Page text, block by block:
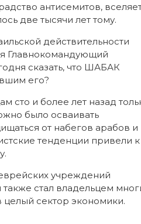
антисемитов,
две тысячи лет тому.
действительности
Главнокомандующий
сказать, что ШАБАК
его?
сто и более лет назад
было осваивать
от набегов арабов и
тенденции привели к
учреждений
стал владельцем
сектор экономики.